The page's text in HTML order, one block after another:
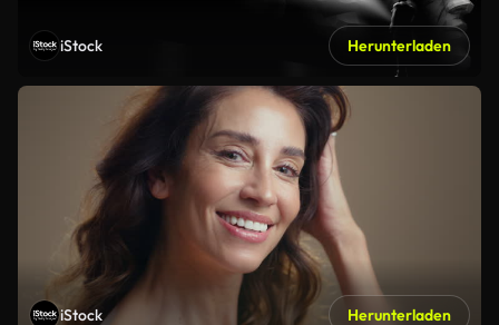
iStock Herunterladen
iStock Herunterladen